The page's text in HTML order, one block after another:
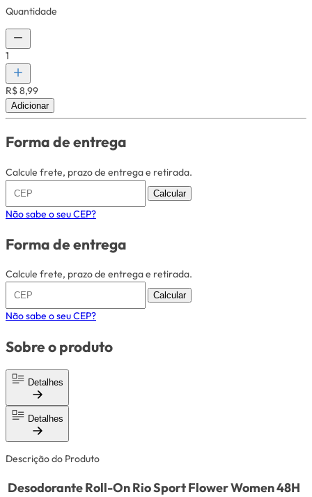
Quantidade
1
R$ 8,99
Adicionar
Forma de entrega
Calcule frete, prazo de entrega e retirada.
Calcular
Não sabe o seu CEP?
Forma de entrega
Calcule frete, prazo de entrega e retirada.
Calcular
Não sabe o seu CEP?
Sobre o produto
Detalhes
Detalhes
Descrição do Produto
Desodorante Roll-On Rio Sport Flower Women 48H